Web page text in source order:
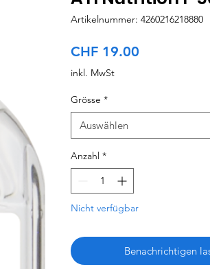
Artikelnummer: 4260216218880
CHF 19.00
inkl. MwSt
Grösse *
Auswählen
Anzahl *
Nicht verfügbar
Benachrichtigen